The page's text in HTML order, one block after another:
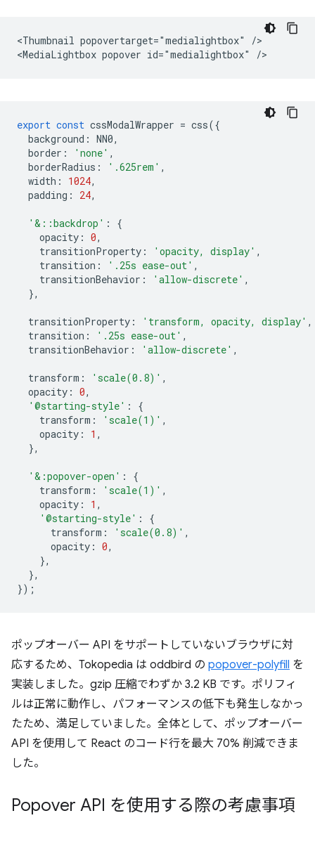
<Thumbnail popovertarget="medialightbox" />
export const cssModalWrapper = css({
background : NN0,
border : 'none' ,
borderRadius : '.625rem' ,
width : 1024,
padding : 24,
'&::backdrop' :
{
opacity : 0,
transitionProperty : 'opacity, display' ,
transition : '.25s ease-out' ,
transitionBehavior : 'allow-discrete' ,
},
transitionProperty : 'transform, opacity, display' ,
transition : '.25s ease-out' ,
transitionBehavior : 'allow-discrete' ,
transform : 'scale(0.8)' ,
opacity : 0,
'@starting-style' :
{
transform : 'scale(1)' ,
opacity : 1 ,
},
'&:popover-open' :
{
transform : 'scale(1)' ,
opacity : 1 ,
'@starting-style' :
{
transform : 'scale(0.8)' ,
opacity : 0,
},
},
});
ポップオーバー API をサポートしていないブラウザに対
応するため、Tokopedia は oddbird の popover-polyfill を
実装しました。gzip 圧縮でわずか 3.2 KB です。ポリフィ
ルは正常に動作し、パフォーマンスの低下も発生しなかっ
たため、満足していました。全体として、ポップオーバー
API を使用して React のコード行を最大 70% 削減できま
した。
Popover API を使用する際の考慮事項